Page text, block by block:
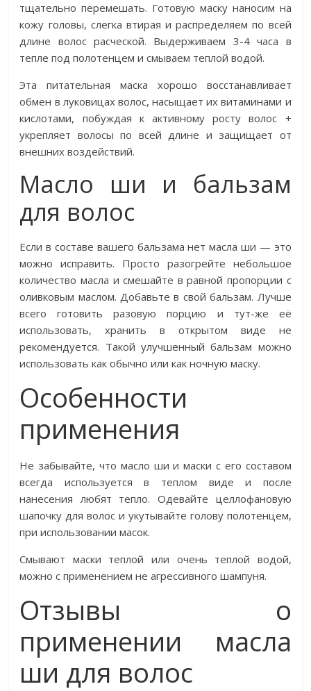
тщательно перемешать. Готовую маску наносим на
кожу головы, слегка втирая и распределяем по всей
длине волос расческой. Выдерживаем 3-4 часа в
тепле под полотенцем и смываем теплой водой.
Эта питательная маска хорошо восстанавливает
обмен в луковицах волос, насыщает их витаминами и
кислотами, побуждая к активному росту волос +
укрепляет волосы по всей длине и защищает от
внешних воздействий.
Масло ши и бальзам
для волос
Если в составе вашего бальзама нет масла ши — это
можно исправить. Просто разогрейте небольшое
количество масла и смешайте в равной пропорции с
оливковым маслом. Добавьте в свой бальзам. Лучше
всего готовить разовую порцию и тут-же её
использовать, хранить в открытом виде не
рекомендуется. Такой улучшенный бальзам можно
использовать как обычно или как ночную маску.
Особенности
применения
Не забывайте, что масло ши и маски с его составом
всегда используется в теплом виде и после
нанесения любят тепло. Одевайте целлофановую
шапочку для волос и укутывайте голову полотенцем,
при использовании масок.
Смывают маски теплой или очень теплой водой,
можно с применением не агрессивного шампуня.
Отзывы о
применении масла
ши для волос